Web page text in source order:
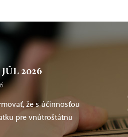
2026
že s účinnosťou
pre vnútroštátnu